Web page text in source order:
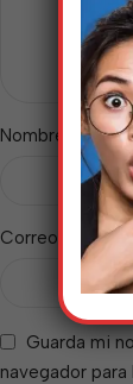
Nombre *
Correo
Guarda mi
navegador